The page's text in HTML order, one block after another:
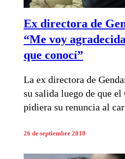
Ex directora de
“Me voy
que conocí”
La ex directora de
su salida luego de que
pidiera su renuncia al
26 de septiembre 2018